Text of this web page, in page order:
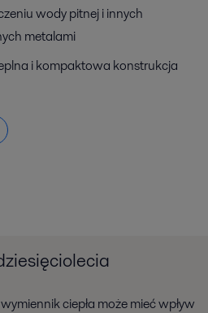
wody pitnej i innych
metalami
i kompaktowa konstrukcja
ciepła może mieć wpływ